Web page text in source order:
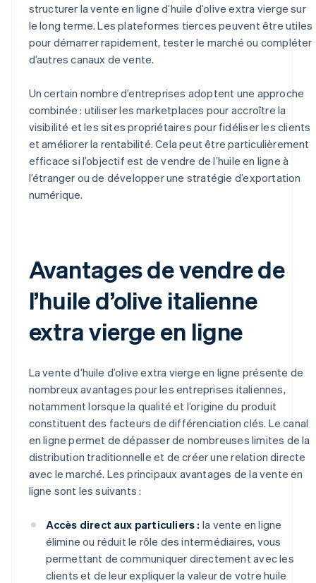
structurer la vente en ligne d’huile d’olive extra vierge sur
le long terme. Les plateformes tierces peuvent être utiles
pour démarrer rapidement, tester le marché ou compléter
d’autres canaux de vente.
Un certain nombre d’entreprises adoptent une approche
combinée : utiliser les marketplaces pour accroître la
visibilité et les sites propriétaires pour fidéliser les clients
et améliorer la rentabilité. Cela peut être particulièrement
efficace si l’objectif est de vendre de l’huile en ligne à
l’étranger ou de développer une stratégie d’exportation
numérique.
Avantages de vendre de
l’huile d’olive italienne
extra vierge en ligne
La vente d’huile d’olive extra vierge en ligne présente de
nombreux avantages pour les entreprises italiennes,
notamment lorsque la qualité et l’origine du produit
constituent des facteurs de différenciation clés. Le canal
en ligne permet de dépasser de nombreuses limites de la
distribution traditionnelle et de créer une relation directe
avec le marché. Les principaux avantages de la vente en
ligne sont les suivants :
Accès direct aux particuliers : la vente en ligne
élimine ou réduit le rôle des intermédiaires, vous
permettant de communiquer directement avec les
clients et de leur expliquer la valeur de votre huile